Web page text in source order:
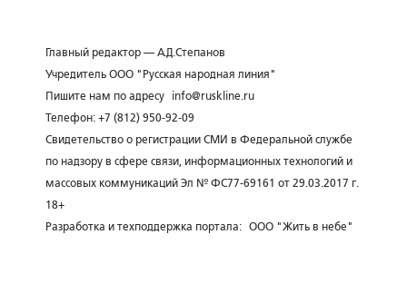
Главный редактор — А.Д.Степанов
Учредитель ООО "Русская народная линия"
Пишите нам по адресу
info@ruskline.ru
Телефон: +7 (812) 950-92-09
Свидетельство о регистрации СМИ в Федеральной службе
по надзору в сфере связи, информационных технологий и
массовых коммуникаций Эл № ФС77-69161 от 29.03.2017 г.
18+
Разработка и техподдержка портала: ООО "Жить в небе"